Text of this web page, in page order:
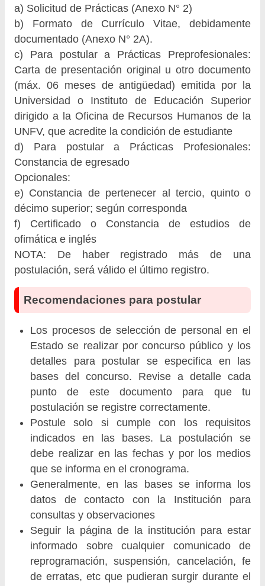
a) Solicitud de Prácticas (Anexo N° 2)
b) Formato de Currículo Vitae, debidamente
documentado (Anexo N° 2A).
c) Para postular a Prácticas Preprofesionales:
Carta de presentación original u otro documento
(máx. 06 meses de antigüedad) emitida por la
Universidad o Instituto de Educación Superior
dirigido a la Oficina de Recursos Humanos de la
UNFV, que acredite la condición de estudiante
d) Para postular a Prácticas Profesionales:
Constancia de egresado
Opcionales:
e) Constancia de pertenecer al tercio, quinto o
décimo superior; según corresponda
f) Certificado o Constancia de estudios de
ofimática e inglés
NOTA: De haber registrado más de una
postulación, será válido el último registro.
Recomendaciones para postular
Los procesos de selección de personal en el
Estado se realizar por concurso público y los
detalles para postular se especifica en las
bases del concurso. Revise a detalle cada
punto de este documento para que tu
postulación se registre correctamente.
Postule solo si cumple con los requisitos
indicados en las bases. La postulación se
debe realizar en las fechas y por los medios
que se informa en el cronograma.
Generalmente, en las bases se informa los
datos de contacto con la Institución para
consultas y observaciones
Seguir la página de la institución para estar
informado sobre cualquier comunicado de
reprogramación, suspensión, cancelación, fe
de erratas, etc que pudieran surgir durante el